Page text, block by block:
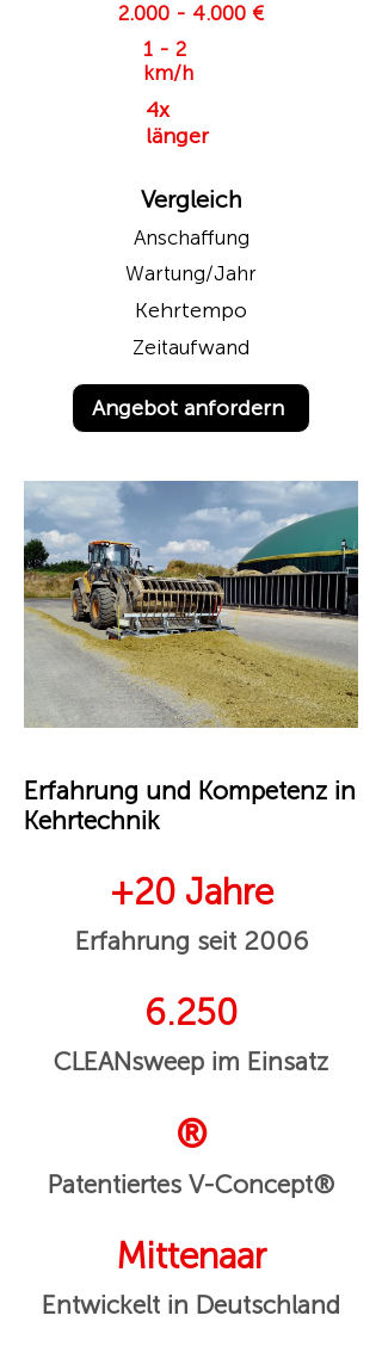
2.000 - 4.000 €
1 - 2
km/h
4x
länger
Vergleich
Anschaffung
Wartung/Jahr
Kehrtempo
Zeitaufwand
Angebot anfordern
Erfahrung und Kompetenz in
Kehrtechnik
+20 Jahre
Erfahrung seit 2006
6.250
CLEANsweep im Einsatz
®
Patentiertes V-Concept®
Mittenaar
Entwickelt in Deutschland